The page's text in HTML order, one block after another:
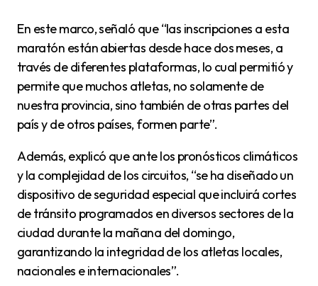
En este marco, señaló que “las inscripciones a esta
maratón están abiertas desde hace dos meses, a
través de diferentes plataformas, lo cual permitió y
permite que muchos atletas, no solamente de
nuestra provincia, sino también de otras partes del
país y de otros países, formen parte”.
Además, explicó que ante los pronósticos climáticos
y la complejidad de los circuitos, “se ha diseñado un
dispositivo de seguridad especial que incluirá cortes
de tránsito programados en diversos sectores de la
ciudad durante la mañana del domingo,
garantizando la integridad de los atletas locales,
nacionales e internacionales”.